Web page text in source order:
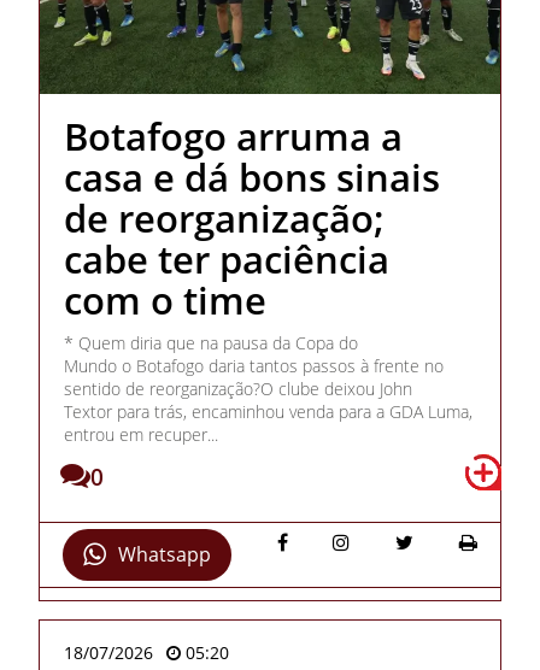
Botafogo arruma a
casa e dá bons sinais
de reorganização;
cabe ter paciência
com o time
* Quem diria que na pausa da Copa do
Mundo o Botafogo daria tantos passos à frente no
sentido de reorganização?O clube deixou John
Textor para trás, encaminhou venda para a GDA Luma,
entrou em recuper...
0
Whatsapp
18/07/2026 05:20